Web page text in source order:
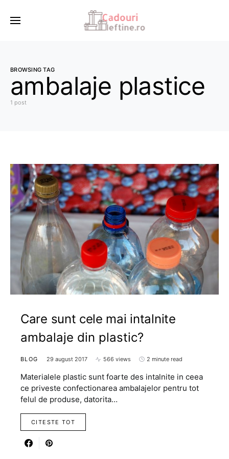
BROWSING TAG
ambalaje plastice
1 post
Care sunt cele mai intalnite
ambalaje din plastic?
BLOG 29 august 2017 566 views 2 minute read
Materialele plastic sunt foarte des intalnite in ceea
ce priveste confectionarea ambalajelor pentru tot
felul de produse, datorita…
CITESTE TOT